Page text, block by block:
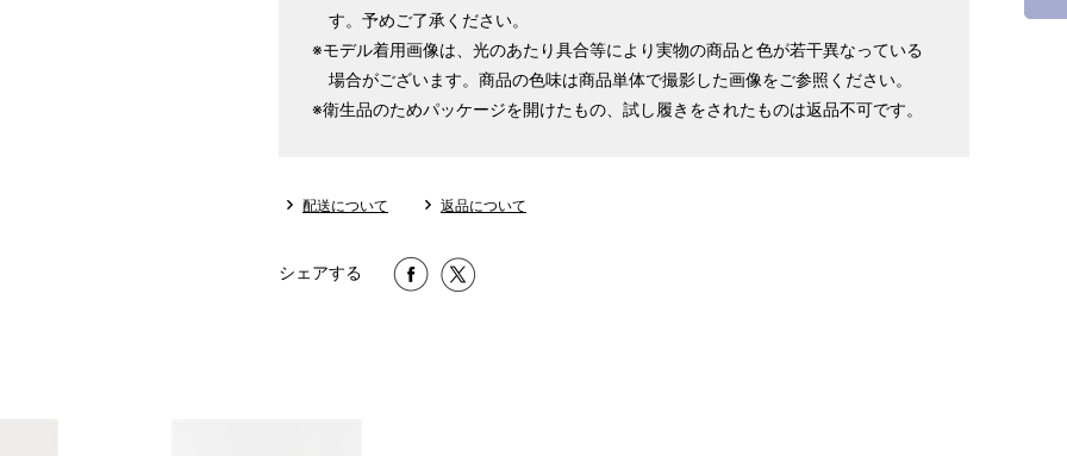
す。予めご了承ください。
※モデル着用画像は、光のあたり具合等により実物の商品と色が若干異なっている
場合がございます。商品の色味は商品単体で撮影した画像をご参照ください。
※衛生品のためパッケージを開けたもの、試し履きをされたものは返品不可です。
配送について 返品について
シェアする